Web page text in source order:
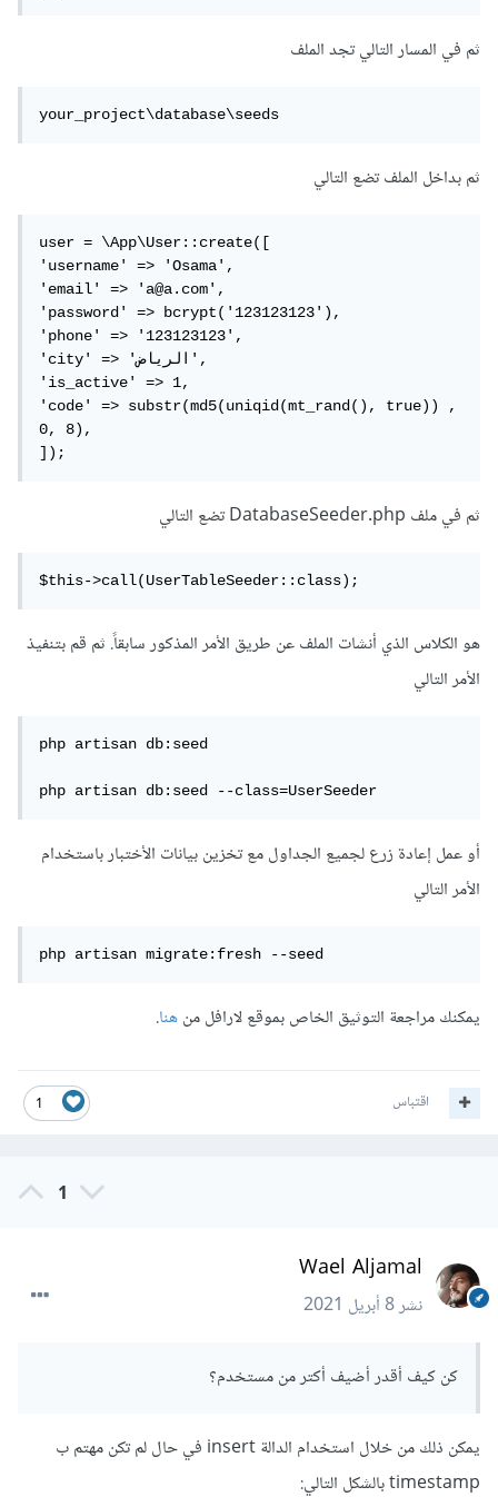
ثم في المسار التالي تجد الملف
your_project\database\seeds
ثم بداخل الملف تضع التالي
user = \App\User::create([
'username' => 'Osama',
'email' => 'a@a.com',
'password' => bcrypt('123123123'),
'phone' => '123123123',
'city' => 'الرياض',
'is_active' => 1,
'code' => substr(md5(uniqid(mt_rand(), true)) ,
0, 8),
]);
ثم في ملف DatabaseSeeder.php تضع التالي
$this->call(UserTableSeeder::class);
هو الكلاس الذي أنشات الملف عن طريق الأمر المذكور سابقاً. ثم قم بتنفيذ
الأمر التالي
php artisan db:seed
php artisan db:seed --class=UserSeeder
أو عمل إعادة زرع لجميع الجداول مع تخزين بيانات الأختبار باستخدام
الأمر التالي
php artisan migrate:fresh --seed
يمكنك مراجعة التوثيق الخاص بموقع لارافل منهنا.
1 اقتباس
1
Wael Aljamal
نشر8 أبريل 2021
كن كيف أقدر أضيف أكتر من مستخدم؟
يمكن ذلك من خلال استخدام الدالة insert في حال لم تكن مهتم ب
timestamp بالشكل التالي: